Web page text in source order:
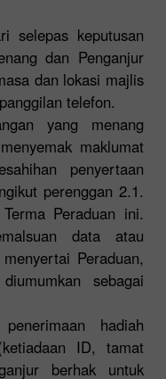
selepas keputusan
dan Penganjur
dan lokasi majlis
telefon.
yang menang
maklumat
penyertaan
perenggan 2.1.
Peraduan ini.
data atau
Peraduan,
sebagai
hadiah
ID, tamat
berhak untuk